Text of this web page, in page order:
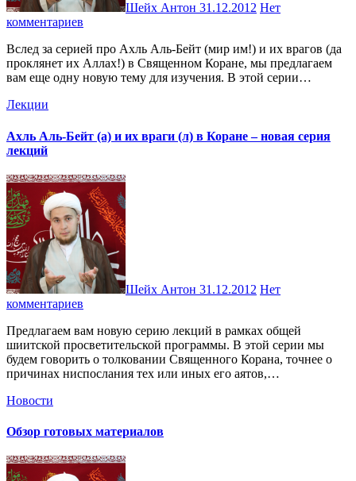
Шейх Антон 31.12.2012 Нет
комментариев
Вслед за серией про Ахль Аль-Бейт (мир им!) и их врагов (да
проклянет их Аллах!) в Священном Коране, мы предлагаем
вам еще одну новую тему для изучения. В этой серии…
Лекции
Ахль Аль-Бейт (а) и их враги (л) в Коране – новая серия
лекций
Шейх Антон 31.12.2012 Нет
комментариев
Предлагаем вам новую серию лекций в рамках общей
шиитской просветительской программы. В этой серии мы
будем говорить о толковании Священного Корана, точнее о
причинах ниспослания тех или иных его аятов,…
Новости
Обзор готовых материалов